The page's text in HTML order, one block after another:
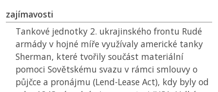
zajímavosti
Tankové jednotky 2. ukrajinského frontu Rudé
armády v hojné míře využívaly americké tanky
Sherman, které tvořily součást materiální
pomoci Sovětskému svazu v rámci smlouvy o
půjčce a pronájmu (Lend-Lease Act), kdy byly od